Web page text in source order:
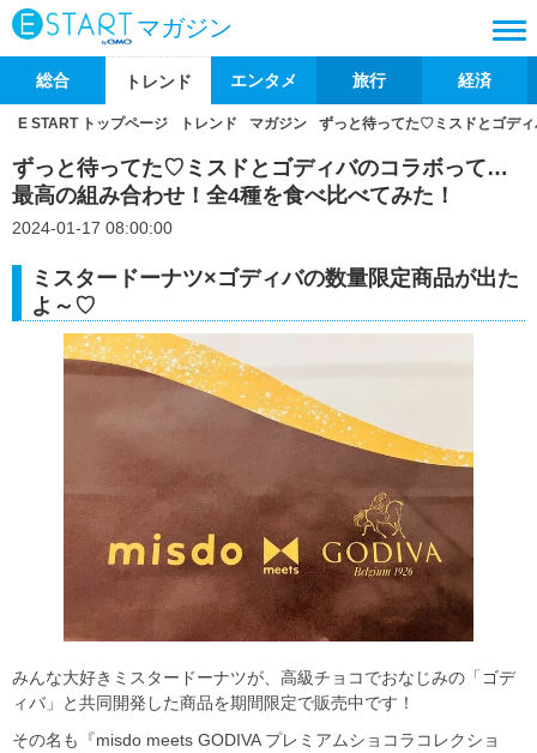
マガジン
総合 トレンド エンタメ 旅行 経済
E START トップページ トレンド マガジン ずっと待ってた♡ミスドとゴデ
ずっと待ってた♡ミスドとゴディバのコラボって…
最高の組み合わせ！全4種を食べ比べてみた！
2024-01-17 08:00:00
ミスタードーナツ×ゴディバの数量限定商品が出た
よ～♡
みんな大好きミスタードーナツが、高級チョコでおなじみの「ゴデ
ィバ」と共同開発した商品を期間限定で販売中です！
その名も『misdo meets GODIVA プレミアムショコラコレクショ